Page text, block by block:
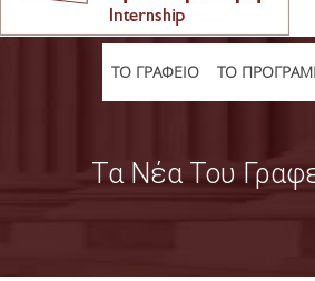
TO ΓΡΑΦΕΙΟ ΤΟ
Τα Νέα Του